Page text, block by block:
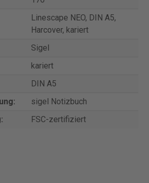
Linescape NEO, DIN A5,
Harcover, kariert
Sigel
kariert
DIN A5
sigel Notizbuch
FSC-zertifiziert